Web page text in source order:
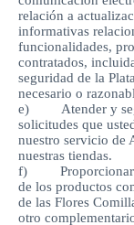
relación a
informativas
funcionalidades,
contratados,
seguridad de la
necesario o
e) Atender y
solicitudes que
nuestro servicio de
nuestras tiendas.
f) Proporcionarle
de los productos
de las Flores
otro